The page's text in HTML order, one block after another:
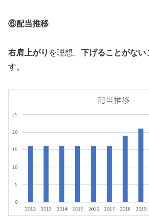
⑥配当推移
右肩上がり を理想、 下げることがない
す。